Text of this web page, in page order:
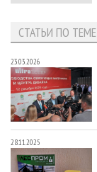
СТАТЬИ ПО ТЕМЕ
23.03.2026
28.11.2025